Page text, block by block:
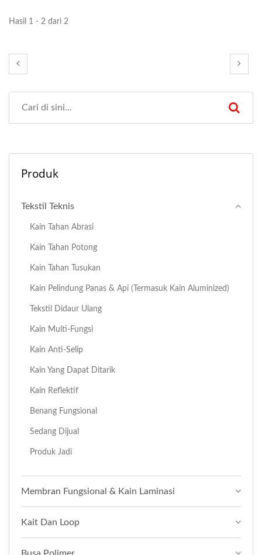
Hasil 1 - 2 dari 2
Produk
Tekstil Teknis
Kain Tahan Abrasi
Kain Tahan Potong
Kain Tahan Tusukan
Kain Pelindung Panas & Api (termasuk Kain Aluminized)
Tekstil Didaur Ulang
Kain Multi-Fungsi
Kain Anti-Selip
Kain Yang Dapat Ditarik
Kain Reflektif
Benang Fungsional
Sedang Dijual
Produk Jadi
Membran Fungsional & Kain Laminasi
Kait Dan Loop